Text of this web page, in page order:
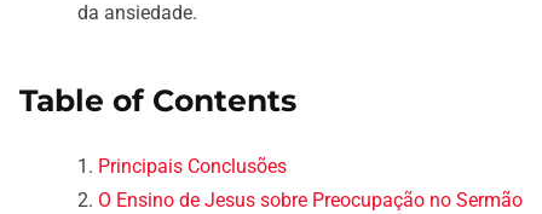
da ansiedade.
Table of Contents
Principais Conclusões
O Ensino de Jesus sobre Preocupação no Sermão